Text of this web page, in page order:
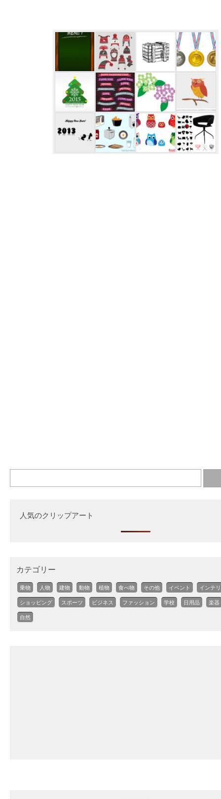
人気のクリップアート
カテゴリー
乗物 人物 建物 動物 植物 食べ物 その他 イベント インテ
ショッピング スポーツ ビジネス ファッション 学校 日用品 楽器
自然